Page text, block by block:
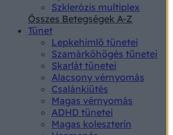
Szklerózis multiplex
Összes Betegségek A-Z
Tünet
Lepkehimlő tünetei
Szamárköhögés tünetei
Skarlát tünetei
Alacsony vérnyomás
Csalánkiütés
Magas vérnyomás
ADHD tünetei
Magas koleszterin